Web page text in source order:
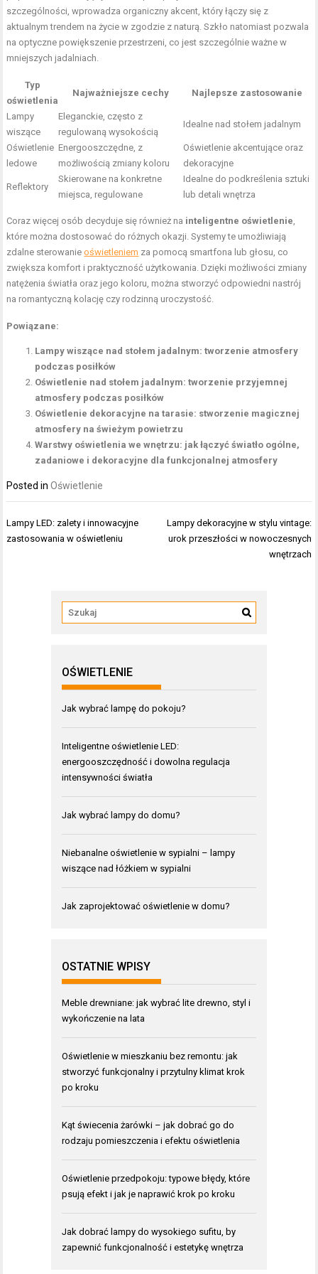
szczególności, wprowadza organiczny akcent, który łączy się z
aktualnym trendem na życie w zgodzie z naturą. Szkło natomiast pozwala
na optyczne powiększenie przestrzeni, co jest szczególnie ważne w
mniejszych jadalniach.
Typ
oświetlenia
Najważniejsze cechy Najlepsze zastosowanie
Lampy
wiszące
Eleganckie, często z
regulowaną wysokością
Idealne nad stołem jadalnym
Oświetlenie
ledowe
Energooszczędne, z
możliwością zmiany koloru
Oświetlenie akcentujące oraz
dekoracyjne
Reflektory
Skierowane na konkretne
miejsca, regulowane
Idealne do podkreślenia sztuki
lub detali wnętrza
Coraz więcej osób decyduje się również na inteligentne oświetlenie
które można dostosować do różnych okazji. Systemy te umożliwiają
zdalne sterowanieoświetleniem za pomocą smartfona lub głosu, co
zwiększa komfort i praktyczność użytkowania. Dzięki możliwości zmiany
natężenia światła oraz jego koloru, można stworzyć odpowiedni nastrój
na romantyczną kolację czy rodzinną uroczystość.
Powiązane:
Lampy wiszące nad stołem jadalnym: tworzenie atmosfery
podczas posiłków
Oświetlenie nad stołem jadalnym: tworzenie przyjemnej
atmosfery podczas posiłków
Oświetlenie dekoracyjne na tarasie: stworzenie magicznej
atmosfery na świeżym powietrzu
Warstwy oświetlenia we wnętrzu: jak łączyć światło ogólne,
zadaniowe i dekoracyjne dla funkcjonalnej atmosfery
Posted inOświetlenie
Nawigacja
wpisu
Lampy LED: zalety i innowacyjne
zastosowania w oświetleniu
Lampy dekoracyjne w stylu vintage:
urok przeszłości w nowoczesnych
wnętrzach
OŚWIETLENIE
Jak wybrać lampę do pokoju?
Inteligentne oświetlenie LED:
energooszczędność i dowolna regulacja
intensywności światła
Jak wybrać lampy do domu?
Niebanalne oświetlenie w sypialni – lampy
wiszące nad łóżkiem w sypialni
Jak zaprojektować oświetlenie w domu?
OSTATNIE WPISY
Meble drewniane: jak wybrać lite drewno, styl i
wykończenie na lata
Oświetlenie w mieszkaniu bez remontu: jak
stworzyć funkcjonalny i przytulny klimat krok
po kroku
Kąt świecenia żarówki – jak dobrać go do
rodzaju pomieszczenia i efektu oświetlenia
Oświetlenie przedpokoju: typowe błędy, które
psują efekt i jak je naprawić krok po kroku
Jak dobrać lampy do wysokiego sufitu, by
zapewnić funkcjonalność i estetykę wnętrza